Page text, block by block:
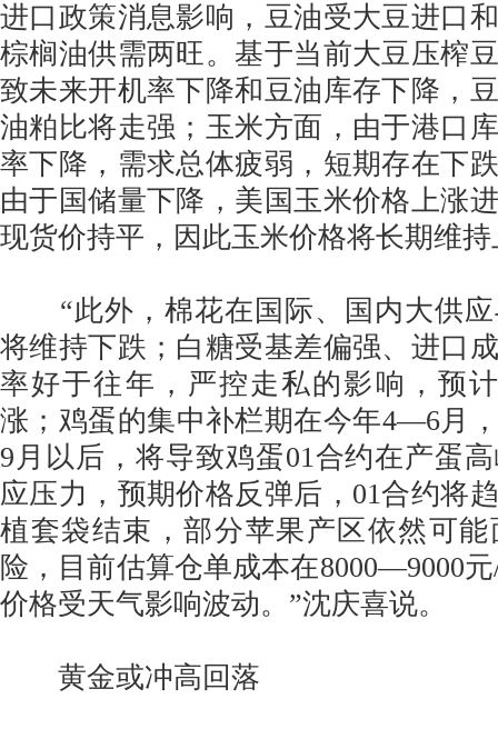
进口政策消息影响，豆油受大豆进口
棕榈油供需两旺。基于当前大豆压榨
致未来开机率下降和豆油库存下降，
油粕比将走强；玉米方面，由于港口
率下降，需求总体疲弱，短期存在下
由于国储量下降，美国玉米价格上涨
现货价持平，因此玉米价格将长期维
“此外，棉花在国际、国内大供应
将维持下跌；白糖受基差偏强、进口
率好于往年，严控走私的影响，预
涨；鸡蛋的集中补栏期在今年4—6月
9月以后，将导致鸡蛋01合约在产蛋
应压力，预期价格反弹后，01合约将
植套袋结束，部分苹果产区依然可
险，目前估算仓单成本在8000—9000
价格受天气影响波动。”沈庆喜说。
黄金或冲高回落